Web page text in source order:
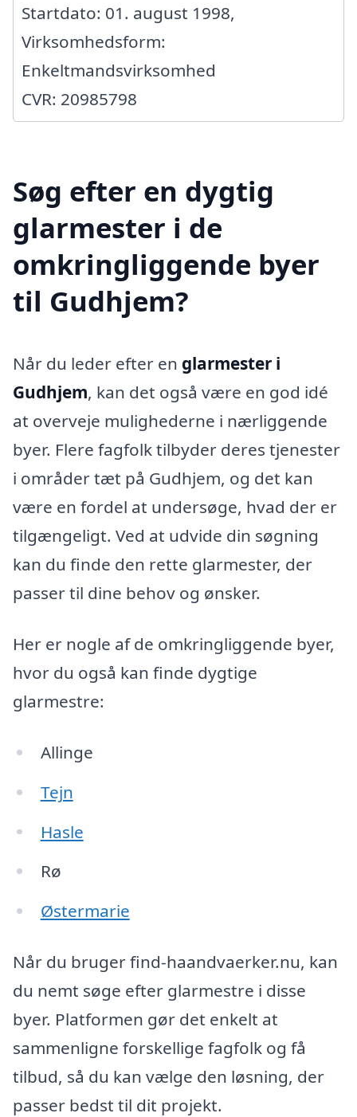
Startdato: 01. august 1998,
Virksomhedsform:
Enkeltmandsvirksomhed
CVR: 20985798
Søg efter en dygtig
glarmester i de
omkringliggende byer
til Gudhjem?
Når du leder efter en glarmester i
Gudhjem, kan det også være en god idé
at overveje mulighederne i nærliggende
byer. Flere fagfolk tilbyder deres tjenester
i områder tæt på Gudhjem, og det kan
være en fordel at undersøge, hvad der er
tilgængeligt. Ved at udvide din søgning
kan du finde den rette glarmester, der
passer til dine behov og ønsker.
Her er nogle af de omkringliggende byer,
hvor du også kan finde dygtige
glarmestre:
Allinge
Tejn
Hasle
Rø
Østermarie
Når du bruger find-haandvaerker.nu, kan
du nemt søge efter glarmestre i disse
byer. Platformen gør det enkelt at
sammenligne forskellige fagfolk og få
tilbud, så du kan vælge den løsning, der
passer bedst til dit projekt.